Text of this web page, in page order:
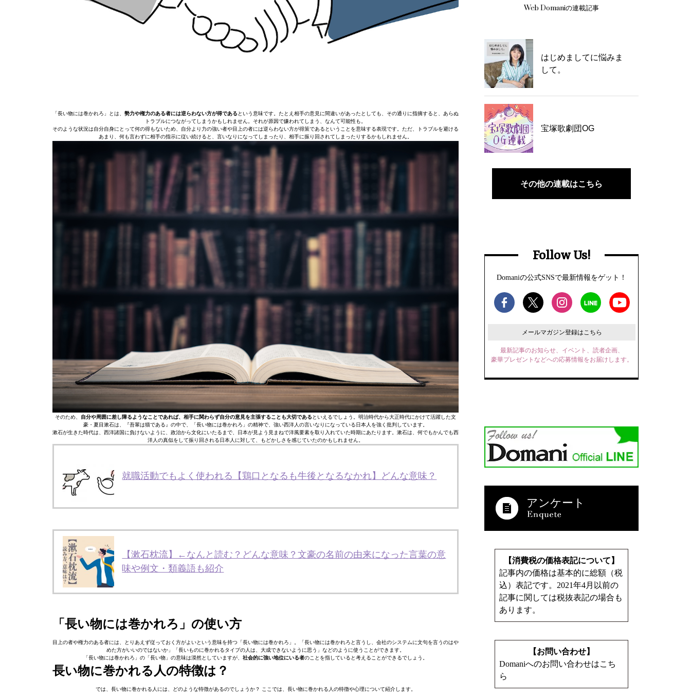
「長い物には巻かれろ」とは、 勢力や権力のある者には逆らわない方が得であるという意味です。たとえ相手の意見に間違いがあったとしても、その通りに指摘すると、あらぬ
トラブルにつながってしまうかもしれません。それが原因で嫌われてしまう、なんて可能性も。
そのような状況は自分自身にとって何の得もないため、自分より力の強い者や目上の者には逆らわない方が得策であるということを意味する表現です。ただ、トラブルを避ける
あまり、何も言わずに相手の指示に従い続けると、言いなりになってしまったり、相手に振り回されてしまったりするかもしれません。
そのため、 自分や周囲に差し障るようなことであれば、相手に関わらず自分の意見を主張することも大切である といえるでしょう。明治時代から大正時代にかけて活躍した文
豪・夏目漱石は、『吾輩は猫である』の中で、「長い物には巻かれろ」の精神で、強い西洋人の言いなりになっている日本人を強く批判しています。
漱石が生きた時代は、西洋諸国に負けないように、政治から文化にいたるまで、日本が見よう見まねで洋風要素を取り入れていた時期にあたります。漱石は、何でもかんでも西
洋人の真似をして振り回される日本人に対して、もどかしさを感じていたのかもしれません。
就職活動でもよく使われる【鶏口となるも牛後となるなかれ】どんな意味？
【漱石枕流】←なんと読む？どんな意味？文豪の名前の由来になった言葉の意
味や例文・類義語も紹介
「長い物には巻かれろ」の使い方
目上の者や権力のある者には、とりあえず従っておく方がよいという意味を持つ「長い物には巻かれろ」。「長い物には巻かれろと言うし、会社のシステムに文句を言うのはや
めた方がいいのではないか」「長いものに巻かれるタイプの人は、大成できないように思う」などのように使うことができます。
「長い物には巻かれろ」の「長い物」の意味は漠然としていますが、 社会的に強い地位にいる者のことを指していると考えることができるでしょう。
長い物に巻かれる人の特徴は？
では、長い物に巻かれる人には、どのような特徴があるのでしょうか？ ここでは、長い物に巻かれる人の特徴や心理について紹介します。
Web Domaniの連載記事
はじめましてに悩みま
して。
宝塚歌劇団OG
その他の連載はこちら
Follow Us!
Domaniの公式SNSで最新情報をゲット！
メールマガジン登録はこちら
最新記事のお知らせ、イベント、読者企画、
豪華プレゼントなどへの応募情報をお届けします。
アンケート
【消費税の価格表記について】
記事内の価格は基本的に総額（税
込）表記です。2021年4月以前の
記事に関しては税抜表記の場合も
あります。
【お問い合わせ】
Domaniへのお問い合わせはこち
ら